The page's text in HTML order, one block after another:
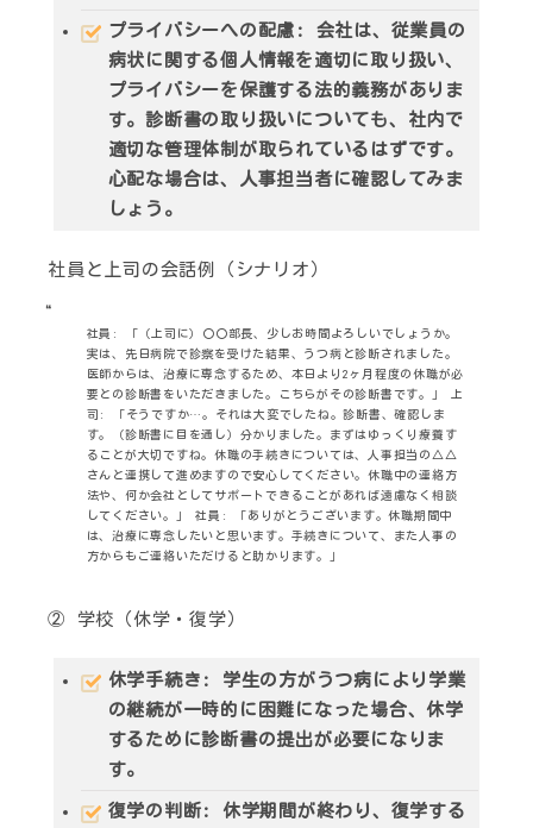
プライバシーへの配慮 : 会社は、従業員の
病状に関する個人情報を適切に取り扱い、
プライバシーを保護する法的義務がありま
す。診断書の取り扱いについても、社内で
適切な管理体制が取られているはずです。
心配な場合は、人事担当者に確認してみま
しょう。
社員と上司の会話例（シナリオ）
社員 : 「（上司に）〇〇部長、少しお時間よろしいでしょうか。
実は、先日病院で診察を受けた結果、うつ病と診断されました。
医師からは、治療に専念するため、本日より2ヶ月程度の休職が必
要との診断書をいただきました。こちらがその診断書です。」
上
司 : 「そうですか…。それは大変でしたね。診断書、確認しま
す。（診断書に目を通し）分かりました。まずはゆっくり療養す
ることが大切ですね。休職の手続きについては、人事担当の△△
さんと連携して進めますので安心してください。休職中の連絡方
法や、何か会社としてサポートできることがあれば遠慮なく相談
してください。」社員 : 「ありがとうございます。休職期間中
は、治療に専念したいと思います。手続きについて、また人事の
方からもご連絡いただけると助かります。」
② 学校（休学・復学）
休学手続き : 学生の方がうつ病により学業
の継続が一時的に困難になった場合、休学
するために診断書の提出が必要になりま
す。
復学の判断 : 休学期間が終わり、復学する